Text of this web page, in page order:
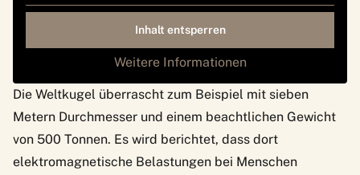
Inhalt entsperren
Weitere Informationen
Die Weltkugel überrascht zum Beispiel mit sieben
Metern Durchmesser und einem beachtlichen Gewicht
von 500 Tonnen. Es wird berichtet, dass dort
elektromagnetische Belastungen bei Menschen